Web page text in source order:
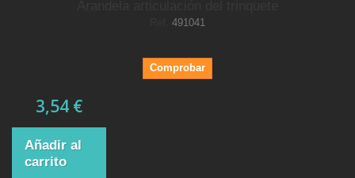
491041
Comprobar
3,54 €
Añadir al
carrito